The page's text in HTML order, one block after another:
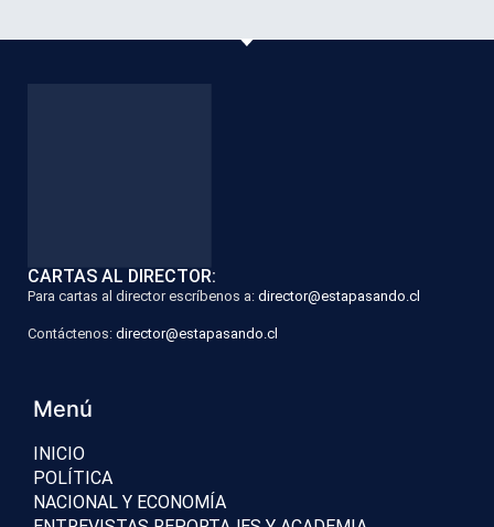
CARTAS AL DIRECTOR:
Para cartas al director escríbenos a: director@estapasando.cl
Contáctenos: director@estapasando.cl
Menú
INICIO
POLÍTICA
NACIONAL Y ECONOMÍA